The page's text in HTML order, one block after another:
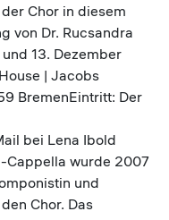
Chor in diesem
von Dr. Rucsandra
13. Dezember
| Jacobs
BremenEintritt: Der
bei Lena Ibold
Cappella wurde 2007
und
Chor. Das